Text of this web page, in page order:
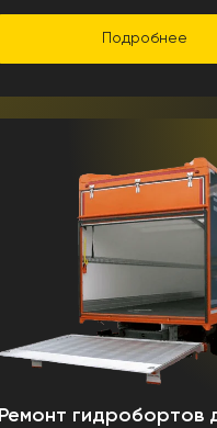
Подробнее
Ремонт гидробортов